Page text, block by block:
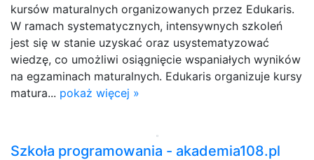
kursów maturalnych organizowanych przez Edukaris.
W ramach systematycznych, intensywnych szkoleń
jest się w stanie uzyskać oraz usystematyzować
wiedzę, co umożliwi osiągnięcie wspaniałych wyników
na egzaminach maturalnych. Edukaris organizuje kursy
matura... pokaż więcej »
Szkoła programowania - akademia108.pl